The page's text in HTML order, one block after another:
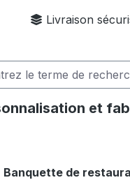
Livraison
et
Banquette de